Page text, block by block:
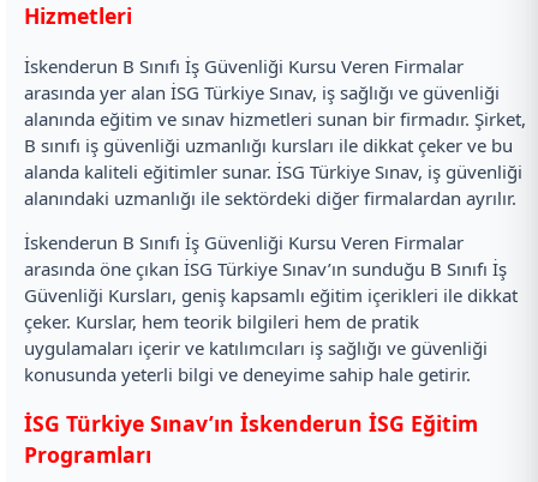
Hizmetleri
İskenderun B Sınıfı İş Güvenliği Kursu Veren Firmalar
arasında yer alan İSG Türkiye Sınav, iş sağlığı ve güvenliği
alanında eğitim ve sınav hizmetleri sunan bir firmadır. Şirket,
B sınıfı iş güvenliği uzmanlığı kursları ile dikkat çeker ve bu
alanda kaliteli eğitimler sunar. İSG Türkiye Sınav, iş güvenliği
alanındaki uzmanlığı ile sektördeki diğer firmalardan ayrılır.
İskenderun B Sınıfı İş Güvenliği Kursu Veren Firmalar
arasında öne çıkan İSG Türkiye Sınav’ın sunduğu B Sınıfı İş
Güvenliği Kursları, geniş kapsamlı eğitim içerikleri ile dikkat
çeker. Kurslar, hem teorik bilgileri hem de pratik
uygulamaları içerir ve katılımcıları iş sağlığı ve güvenliği
konusunda yeterli bilgi ve deneyime sahip hale getirir.
İSG Türkiye Sınav’ın İskenderun İSG Eğitim
Programları